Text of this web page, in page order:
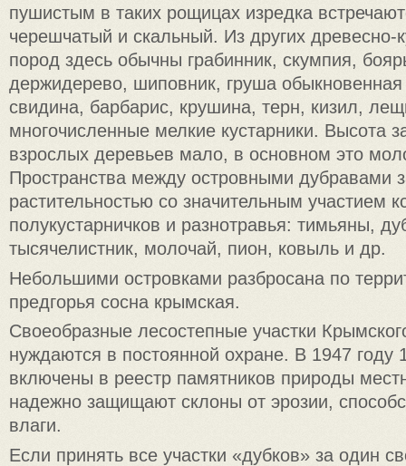
пушистым в таких рощицах изредка
черешчатый и скальный. Из других древесно-
пород здесь обычны грабинник, скумпия,
держидерево, шиповник, груша
свидина, барбарис, крушина, терн, кизил,
многочисленные мелкие кустарники. Высота
взрослых деревьев мало, в основном это
Пространства между островными дубравами
растительностью со значительным участием
полукустарничков и разнотравья: тимьяны,
тысячелистник, молочай, пион, ковыль и др.
Небольшими островками разбросана по
предгорья сосна крымская.
Своеобразные лесостепные участки
нуждаются в постоянной охране. В 1947 году
включены в реестр памятников природы
надежно защищают склоны от эрозии,
влаги.
Если принять все участки «дубков» за один